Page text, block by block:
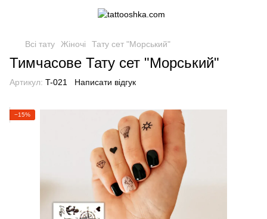
Всі тату Жіночі Тату cет "Морський"
Тимчасове Тату cет "Морський"
Артикул: T-021 Написати відгук
−15%